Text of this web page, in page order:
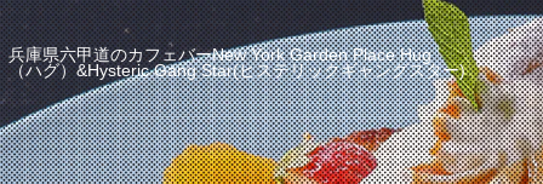
兵庫県六甲道のカフェバーNew York Garden Place Hug
（ハグ）&Hysteric Gang Star(ヒステリックギャングスター)